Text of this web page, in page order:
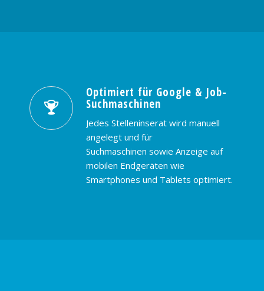
Optimiert für Google & Job-
Suchmaschinen
Jedes Stelleninserat wird manuell
angelegt und für
Suchmaschinen sowie Anzeige auf
mobilen Endgeräten wie
Smartphones und Tablets optimiert.